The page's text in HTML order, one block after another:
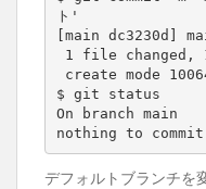
ト'
[main dc3230d]
$ git status
On branch main
nothing to
デフォルトブランチを